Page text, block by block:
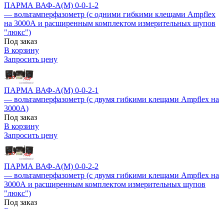
ПАРМА ВАФ-А(М) 0-0-1-2
— вольтамперфазометр (с одними гибкими клещами Ampflex
на 3000А и расширенным комплектом измерительных щупов
"люкс")
Под заказ
В корзину
Запросить цену
ПАРМА ВАФ-А(М) 0-0-2-1
— вольтамперфазометр (с двумя гибкими клещами Ampflex на
3000А)
Под заказ
В корзину
Запросить цену
ПАРМА ВАФ-А(М) 0-0-2-2
— вольтамперфазометр (с двумя гибкими клещами Ampflex на
3000А и расширенным комплектом измерительных щупов
"люкс")
Под заказ